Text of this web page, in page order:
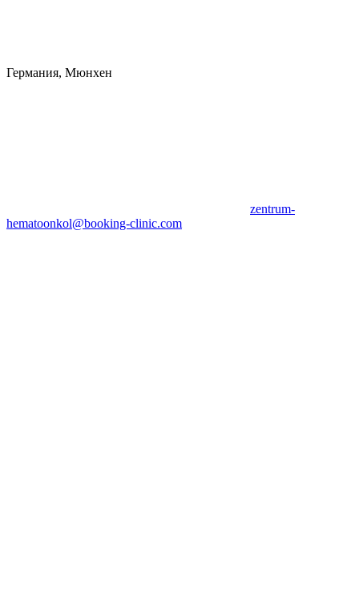
Германия, Мюнхен
zentrum-
hematoonkol@booking-clinic.com